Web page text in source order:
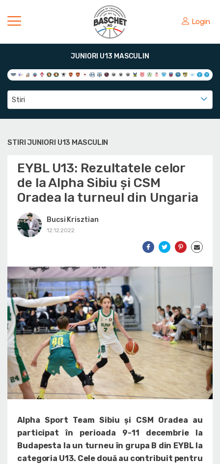
Login
JUNIORI U13 MASCULIN
Stiri
STIRI JUNIORI U13 MASCULIN
EYBL U13: Rezultatele celor
de la Alpha Sibiu și CSM
Oradea la turneul din Ungaria
Bucsi Krisztian
12.12.2022
Alpha Sport Team Sibiu și CSM Oradea au
participat în perioada 9-11 decembrie la
Budapesta la un turneu în grupa B din EYBL la
categoria U13. Cele două au contribuit pentru